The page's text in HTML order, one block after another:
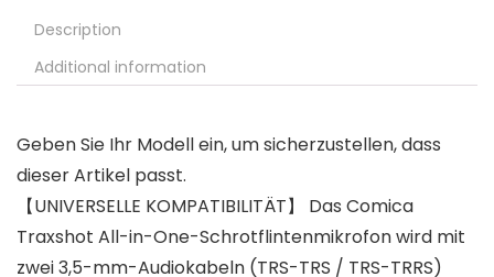
Description
Additional information
Geben Sie Ihr Modell ein, um sicherzustellen, dass
dieser Artikel passt.
【UNIVERSELLE KOMPATIBILITÄT】 Das Comica
Traxshot All-in-One-Schrotflintenmikrofon wird mit
zwei 3,5-mm-Audiokabeln (TRS-TRS / TRS-TRRS)